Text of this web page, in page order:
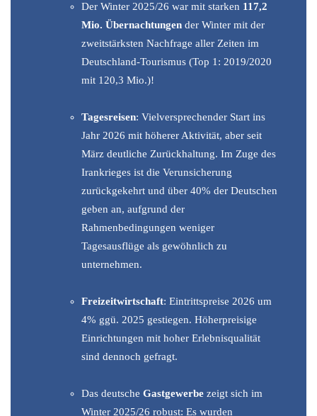
Der Winter 2025/26 war mit starken 117,2
Mio. Übernachtungen der Winter mit der
zweitstärksten Nachfrage aller Zeiten im
Deutschland-Tourismus (Top 1: 2019/2020
mit 120,3 Mio.)!
Tagesreisen: Vielversprechender Start ins
Jahr 2026 mit höherer Aktivität, aber seit
März deutliche Zurückhaltung. Im Zuge des
Irankrieges ist die Verunsicherung
zurückgekehrt und über 40% der Deutschen
geben an, aufgrund der
Rahmenbedingungen weniger
Tagesausflüge als gewöhnlich zu
unternehmen.
Freizeitwirtschaft: Eintrittspreise 2026 um
4% ggü. 2025 gestiegen. Höherpreisige
Einrichtungen mit hoher Erlebnisqualität
sind dennoch gefragt.
Das deutsche Gastgewerbe zeigt sich im
Winter 2025/26 robust: Es wurden